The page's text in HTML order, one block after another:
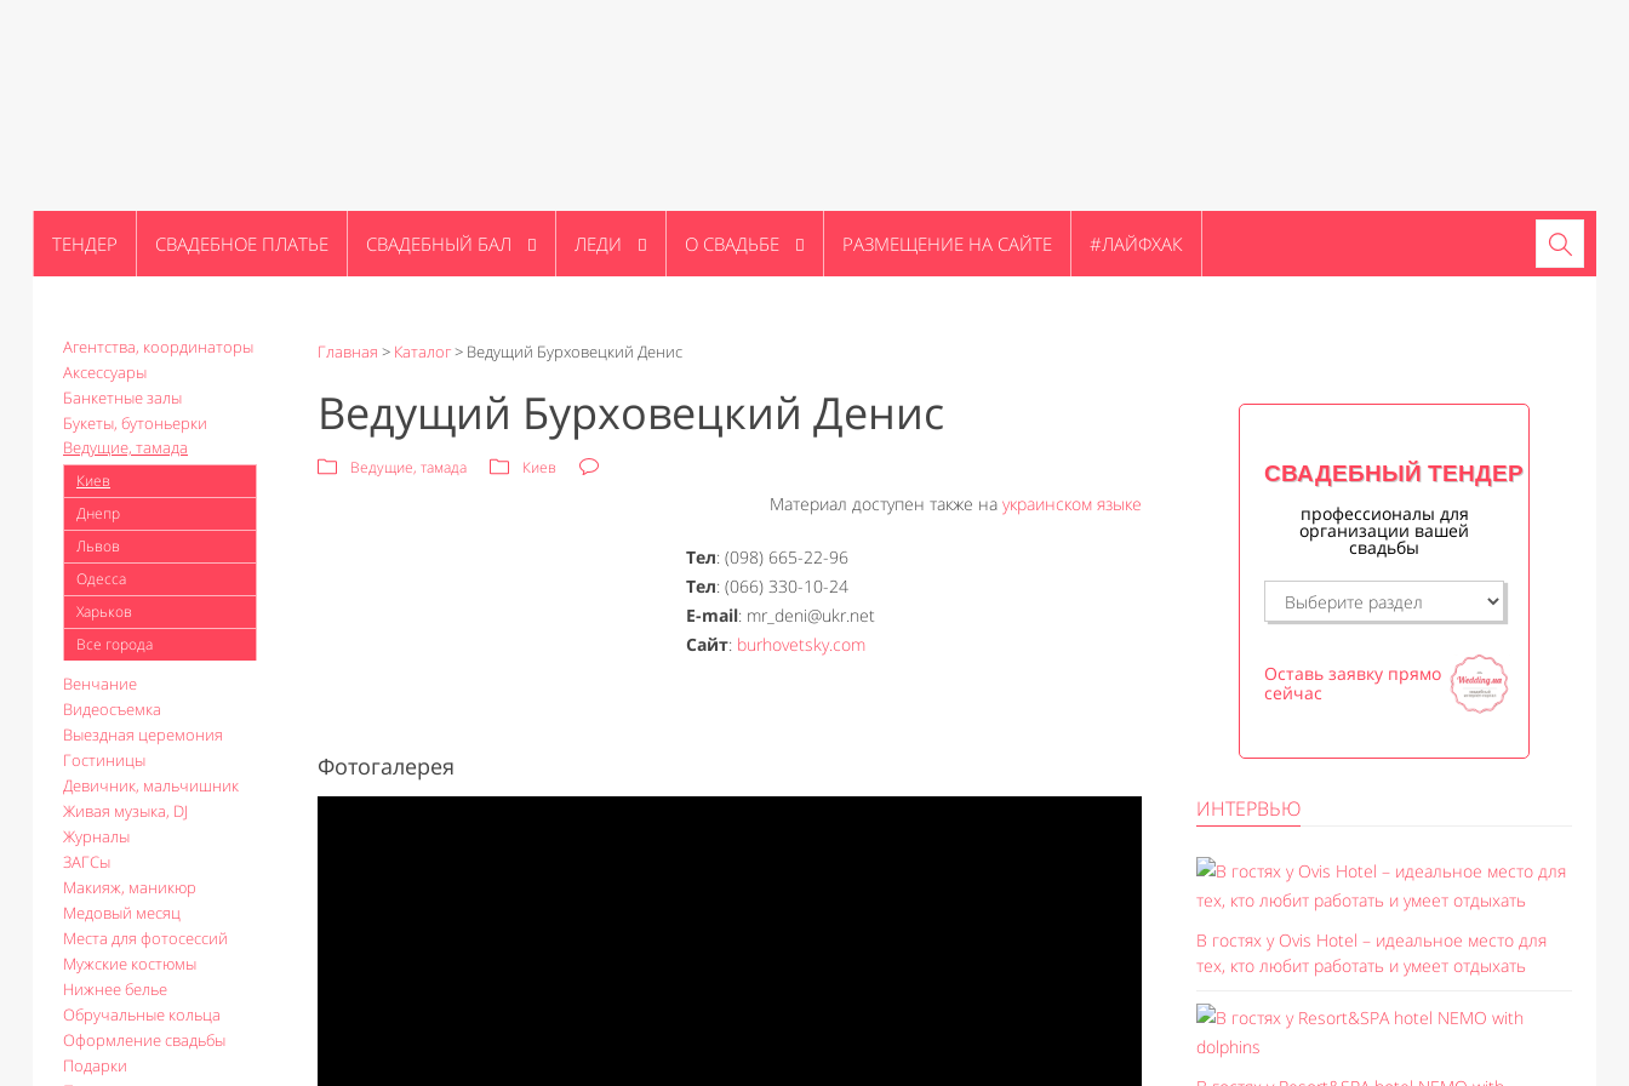
ТЕНДЕР СВАДЕБНОЕ ПЛАТЬЕ СВАДЕБНЫЙ БАЛ ЛЕДИ О СВАДЬБЕ РАЗМЕЩЕНИЕ НА САЙТЕ #ЛАЙФХАК
Агентства, координаторы
Аксессуары
Банкетные залы
Букеты, бутоньерки
Ведущие, тамада
Киев
Днепр
Львов
Одесса
Харьков
Все города
Венчание
Видеосъемка
Выездная церемония
Гостиницы
Девичник, мальчишник
Живая музыка, DJ
Журналы
ЗАГСы
Макияж, маникюр
Медовый месяц
Места для фотосессий
Мужские костюмы
Нижнее белье
Обручальные кольца
Оформление свадьбы
Подарки
Главная > Каталог> Ведущий Бурховецкий Денис
Ведущий Бурховецкий Денис
Ведущие, тамада Киев
Материал доступен также на украинском языке
Тел: (098) 665-22-96
Тел: (066) 330-10-24
E-mail: mr_deni@ukr.net
Сайт: burhovetsky.com
Фотогалерея
СВАДЕБНЫЙ ТЕНДЕР
профессионалы для
организации вашей
свадьбы
Оставь заявку прямо
сейчас
ИНТЕРВЬЮ
В гостях у Ovis Hotel – идеальное место для
тех, кто любит работать и умеет отдыхать